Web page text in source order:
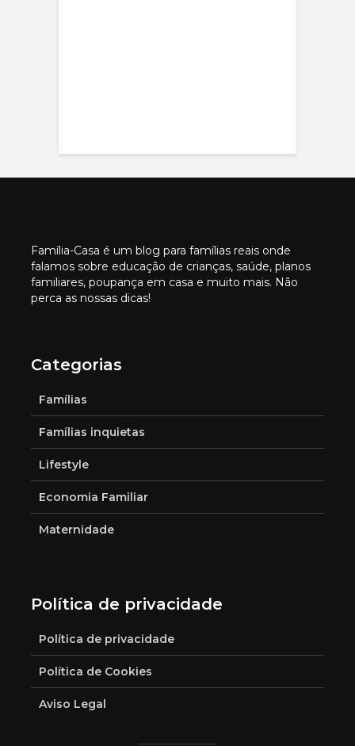
Família-Casa é um blog para famílias reais onde
falamos sobre educação de crianças, saúde, planos
familiares, poupança em casa e muito mais. Não
perca as nossas dicas!
Categorias
Famílias
Famílias inquietas
Lifestyle
Economia Familiar
Maternidade
Política de privacidade
Política de privacidade
Política de Cookies
Aviso Legal